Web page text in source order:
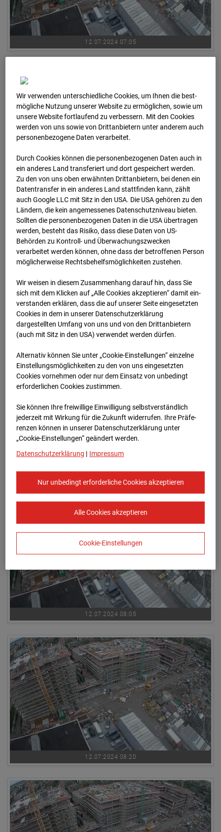
12.07.2024 07:05
12.07.2024 07:20
12.07.2024 07:35
12.07.2024 07:50
12.07.2024 08:05
12.07.2024 08:20
Wir verwenden unterschiedliche Cookies, um Ihnen die best­
mögliche Nutzung unserer Website zu ermöglichen, sowie um
unsere Website fortlaufend zu verbessern. Mit den Cookies
werden von uns sowie von Drittanbietern unter anderem auch
personenbezogene Daten verarbeitet.
Durch Cookies können die personenbezogenen Daten auch in
ein anderes Land transferiert und dort gespeichert werden.
Zu den von uns oben erwähnten Drittanbietern, bei denen ein
Datentransfer in ein anderes Land stattfinden kann, zählt
auch Google LLC mit Sitz in den USA. Die USA gehören zu den
Ländern, die kein angemessenes Datenschutzniveau bieten.
Sollten die personenbezogenen Daten in die USA übertragen
werden, besteht das Risiko, dass diese Daten von US-
Behörden zu Kontroll- und Überwachungszwecken
verarbeitet werden können, ohne dass der betroffenen Person
möglicherweise Rechtsbehelfsmöglichkeiten zustehen.
Wir weisen in diesem Zusammenhang darauf hin, dass Sie
sich mit dem Klicken auf „Alle Cookies akzeptieren“ damit ein­
ver­standen erklären, dass die auf unserer Seite eingesetzten
Cookies in dem in unserer Datenschutzerklärung
dargestellten Umfang von uns und von den Drittanbietern
(auch mit Sitz in den USA) verwendet werden dürfen.
Alternativ können Sie unter „Cookie-Einstellungen“ einzelne
Einstellungsmöglichkeiten zu den von uns eingesetzten
Cookies vornehmen oder nur dem Einsatz von unbedingt
erforderlichen Cookies zustimmen.
Sie können Ihre freiwillige Einwilligung selbstverständlich
jederzeit mit Wirkung für die Zukunft widerrufen. Ihre Prä­fe­
renzen können in unserer Datenschutzerklärung unter
„Cookie-Einstellungen“ geändert werden.
Datenschutzerklärung | Impressum
Nur unbedingt erforderliche Cookies akzeptieren
Alle Cookies akzeptieren
Cookie-Einstellungen